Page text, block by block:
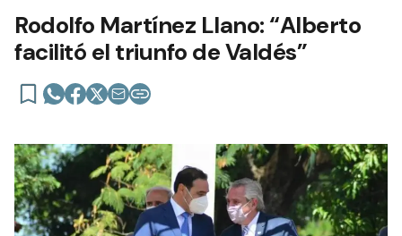
Rodolfo Martínez Llano: “Alberto
facilitó el triunfo de Valdés”